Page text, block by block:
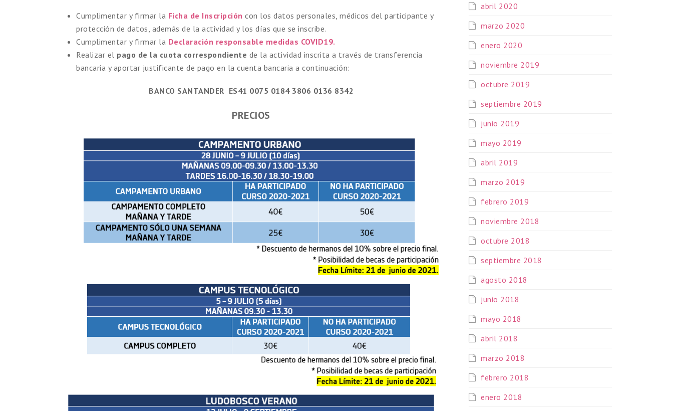
Cumplimentar y firmar la Ficha de Inscripción con los datos personales, médicos del participante y
protección de datos, además de la actividad y los días que se inscribe.
Cumplimentar y firmar la Declaración responsable medidas COVID19.
Realizar el pago de la cuota correspondiente de la actividad inscrita a través de transferencia
bancaria y aportar justificante de pago en la cuenta bancaria a continuación:
BANCO SANTANDER ES41 0075 0184 3806 0136 8342
PRECIOS
abril 2020
marzo 2020
enero 2020
noviembre 2019
octubre 2019
septiembre 2019
junio 2019
mayo 2019
abril 2019
marzo 2019
febrero 2019
noviembre 2018
octubre 2018
septiembre 2018
agosto 2018
junio 2018
mayo 2018
abril 2018
marzo 2018
febrero 2018
enero 2018